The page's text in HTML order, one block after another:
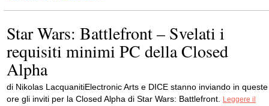
Star Wars: Battlefront – Svelati i
requisiti minimi PC della Closed
Alpha
di Nikolas LacquanitiElectronic Arts e DICE stanno inviando in queste
ore gli inviti per la Closed Alpha di Star Wars: Battlefront.
Leggere il